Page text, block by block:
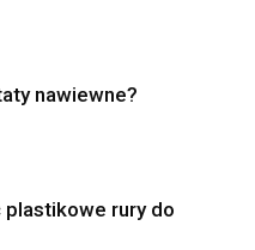
nawiewne?
plastikowe rury do